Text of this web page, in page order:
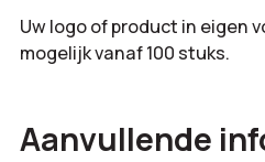
Uw logo of product in eigen
mogelijk vanaf 100 stuks.
Aanvullende